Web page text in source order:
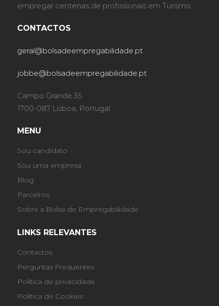
empregar centenas de profissionais em Turismo.
CONTACTOS
geral@bolsadeempregabilidade.pt
jobbe@bolsadeempregabilidade.pt
Campo Grande 35
1700-087 Lisboa, Portugal
MENU
Sou candidato
Sou uma empresa
Blog
Parceiros
Sobre a Bolsa de Empregabilidade
LINKS RELEVANTES
Contactos
Perguntas Frequentes
Política de privacidade
Política de Cookies